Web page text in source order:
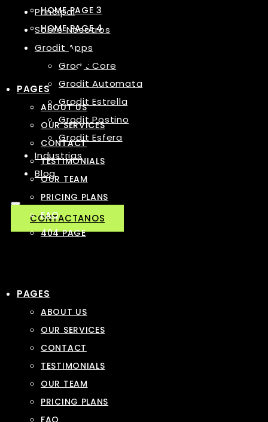
Principal
Sobre Nosotros
Grodit Apps
Grodit Core
Grodit Automata
Grodit Estrella
Grodit Postino
Grodit Esfera
Industrias
Blog
CONTACTANOS
HOME PAGE 3
HOME PAGE 4
PAGES
ABOUT US
OUR SERVICES
CONTACT
TESTIMONIALS
OUR TEAM
PRICING PLANS
FAQ
404 PAGE
PAGES
ABOUT US
OUR SERVICES
CONTACT
TESTIMONIALS
OUR TEAM
PRICING PLANS
FAQ